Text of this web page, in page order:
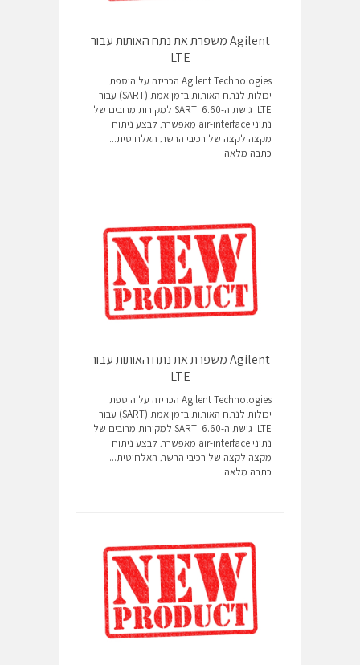
Agilent משפרת את נתח האותות עבור
LTE
Agilent Technologies הכריזה על הוספת
יכולות לנתח האותות בזמן אמת (SART) עבור
LTE. גישת ה-SART 6.60 למקורות מרובים של
נתוני air-interface מאפשרת לבצע ניתוח
מקצה לקצה של רכיבי הרשת האלחוטית....
כתבה מלאה
Agilent משפרת את נתח האותות עבור
LTE
Agilent Technologies הכריזה על הוספת
יכולות לנתח האותות בזמן אמת (SART) עבור
LTE. גישת ה-SART 6.60 למקורות מרובים של
נתוני air-interface מאפשרת לבצע ניתוח
מקצה לקצה של רכיבי הרשת האלחוטית....
כתבה מלאה